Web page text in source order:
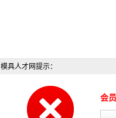
模具人才网提示：
会